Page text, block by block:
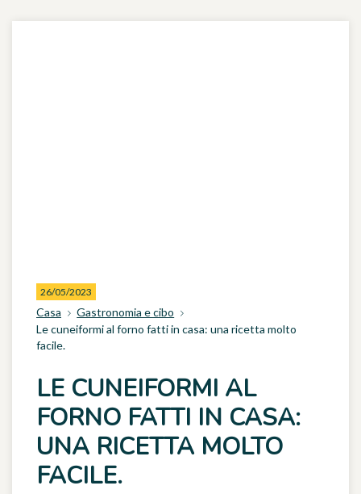
26/05/2023
Casa
Gastronomia e cibo
Le cuneiformi al forno fatti in casa: una ricetta molto
facile.
LE CUNEIFORMI AL
FORNO FATTI IN CASA:
UNA RICETTA MOLTO
FACILE.